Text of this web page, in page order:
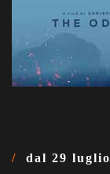
dal 29 luglio